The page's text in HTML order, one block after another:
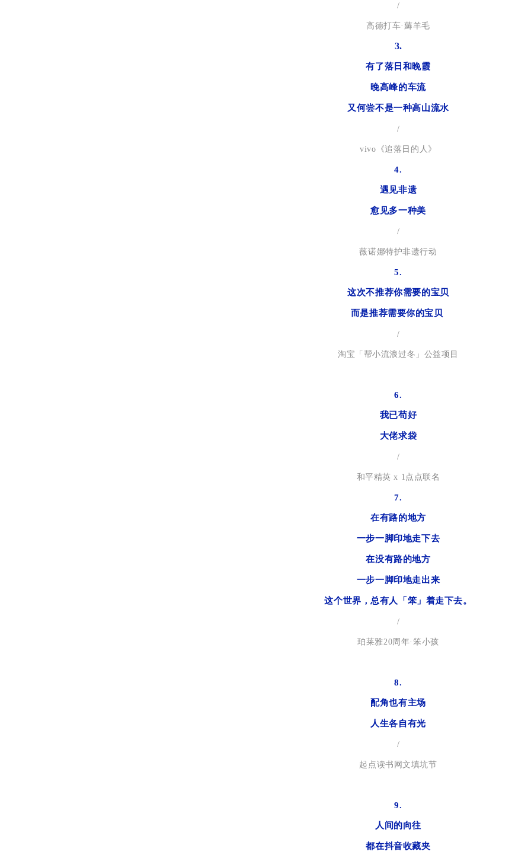
/
高德打车·薅羊毛
3.
有了落日和晚霞
晚高峰的车流
又何尝不是一种高山流水
/
vivo《追落日的人》
4.
遇见非遗
愈见多一种美
/
薇诺娜特护非遗行动
5.
这次不推荐你需要的宝贝
而是推荐需要你的宝贝
/
淘宝「帮小流浪过冬」公益项目
6.
我已苟好
大佬求袋
/
和平精英 x 1点点联名
7.
在有路的地方
一步一脚印地走下去
在没有路的地方
一步一脚印地走出来
这个世界，总有人「笨」着走下去。
/
珀莱雅20周年·笨小孩
8.
配角也有主场
人生各自有光
/
起点读书网文填坑节
9.
人间的向往
都在抖音收藏夹